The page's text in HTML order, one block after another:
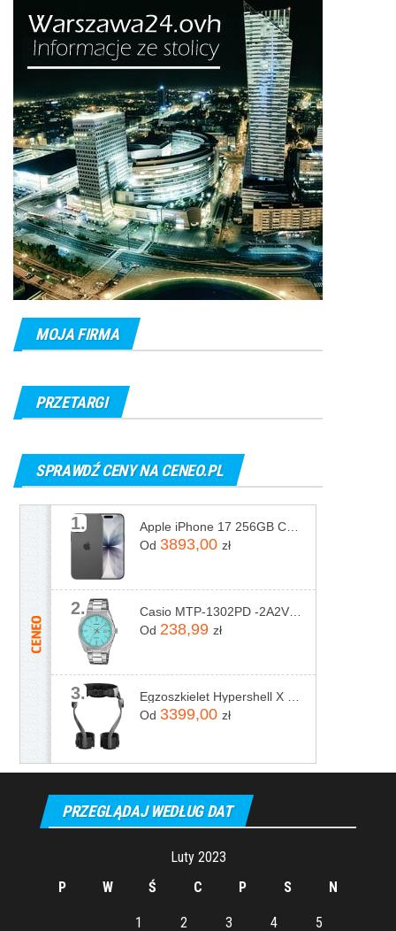
MOJA FIRMA
PRZETARGI
SPRAWDŹ CENY NA CENEO.PL
1.
Apple iPhone 17 256GB Czarny
Od 3893,00 zł
2.
Casio MTP-1302PD -2A2VEF
Od 238,99 zł
3.
Egzoszkielet Hypershell X Pro
Od 3399,00 zł
PRZEGLĄDAJ WEDŁUG DAT
Luty 2023
P
W Ś C P S N
1 2 3 4 5